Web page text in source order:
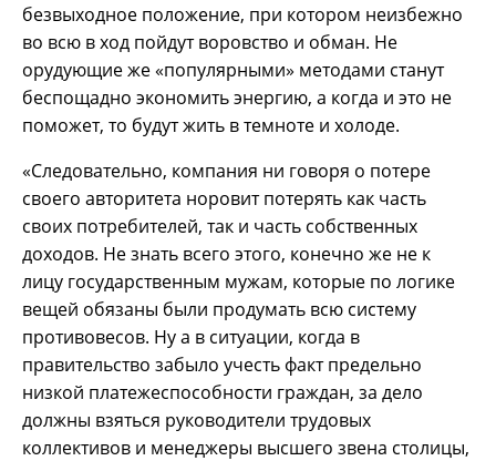
безвыходное положение, при котором неизбежно
во всю в ход пойдут воровство и обман. Не
орудующие же «популярными» методами станут
беспощадно экономить энергию, а когда и это не
поможет, то будут жить в темноте и холоде.
«Следовательно, компания ни говоря о потере
своего авторитета норовит потерять как часть
своих потребителей, так и часть собственных
доходов. Не знать всего этого, конечно же не к
лицу государственным мужам, которые по логике
вещей обязаны были продумать всю систему
противовесов. Ну а в ситуации, когда в
правительство забыло учесть факт предельно
низкой платежеспособности граждан, за дело
должны взяться руководители трудовых
коллективов и менеджеры высшего звена столицы,